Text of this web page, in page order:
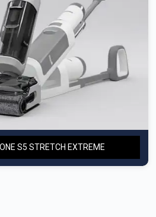
S5 STRETCH EXTREME